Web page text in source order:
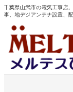
内
容
ッ
千葉県山武市の電気工事店
事、地デジアンテナ設置、